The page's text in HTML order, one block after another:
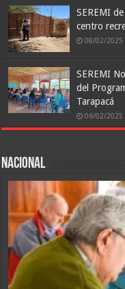
SEREMI
centro
08/02/2025
SEREMI
del
Tarapacá
06/02/2025
Nacional